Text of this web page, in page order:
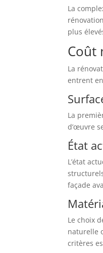
La
plus
Coût
La
entrent
La
d’œuvre
État
L’état
façade
Le choix
naturelle
critères